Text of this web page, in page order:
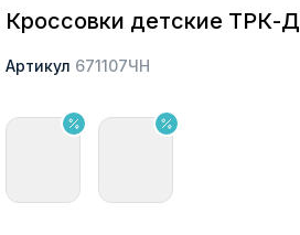
Кроссовки детские ТРК-Д
Артикул 671107ЧН